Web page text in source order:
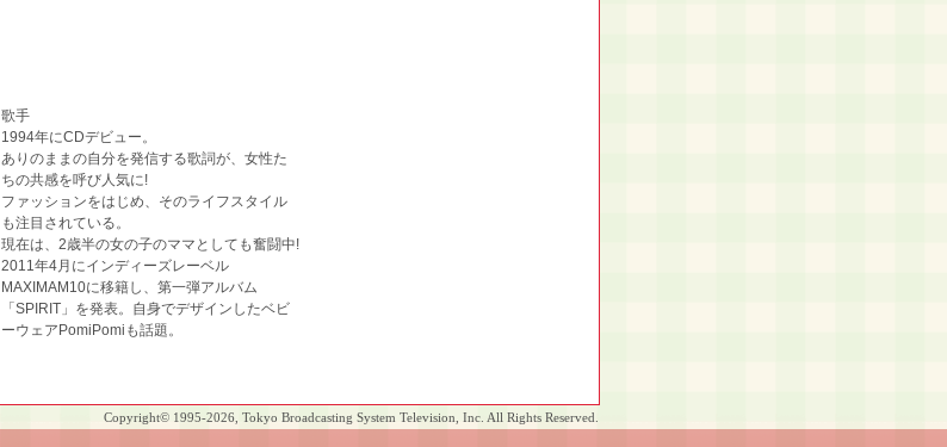
歌手
1994年にCDデビュー。
ありのままの自分を発信する歌詞が、女性た
ちの共感を呼び人気に!
ファッションをはじめ、そのライフスタイル
も注目されている。
現在は、2歳半の女の子のママとしても奮闘中!
2011年4月にインディーズレーベル
MAXIMAM10に移籍し、第一弾アルバム
「SPIRIT」を発表。自身でデザインしたベビ
ーウェアPomiPomiも話題。
Copyright© 1995-2026, Tokyo Broadcasting System Television, Inc. All Rights Reserved.